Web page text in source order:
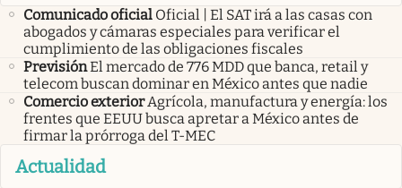
Comunicado oficial Oficial | El SAT irá a las casas con
abogados y cámaras especiales para verificar el
cumplimiento de las obligaciones fiscales
PrevisiónEl mercado de 776 MDD que banca, retail y
telecom buscan dominar en México antes que nadie
Comercio exterior Agrícola, manufactura y energía: los
frentes que EEUU busca apretar a México antes de
firmar la prórroga del T-MEC
Actualidad